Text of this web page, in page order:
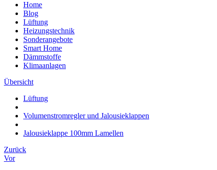
Home
Blog
Lüftung
Heizungstechnik
Sonderangebote
Smart Home
Dämmstoffe
Klimaanlagen
Übersicht
Lüftung
Volumenstromregler und Jalousieklappen
Jalousieklappe 100mm Lamellen
Zurück
Vor